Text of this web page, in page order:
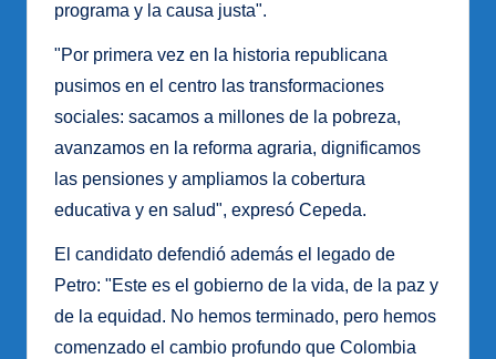
programa y la causa justa".
"Por primera vez en la historia republicana
pusimos en el centro las transformaciones
sociales: sacamos a millones de la pobreza,
avanzamos en la reforma agraria, dignificamos
las pensiones y ampliamos la cobertura
educativa y en salud", expresó Cepeda.
El candidato defendió además el legado de
Petro: "Este es el gobierno de la vida, de la paz y
de la equidad. No hemos terminado, pero hemos
comenzado el cambio profundo que Colombia